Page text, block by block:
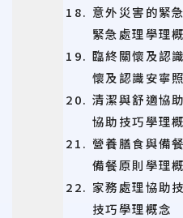
意外災害的緊
緊急處理學理
臨終關懷及認
懷及認識安寧
清潔與舒適協
協助技巧學理
營養膳食與備
備餐原則學理
家務處理協助
技巧學理概念